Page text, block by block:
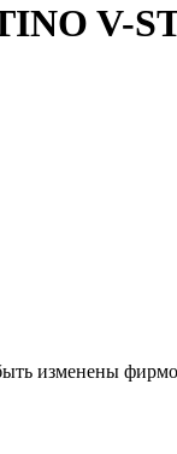
V-
изменены